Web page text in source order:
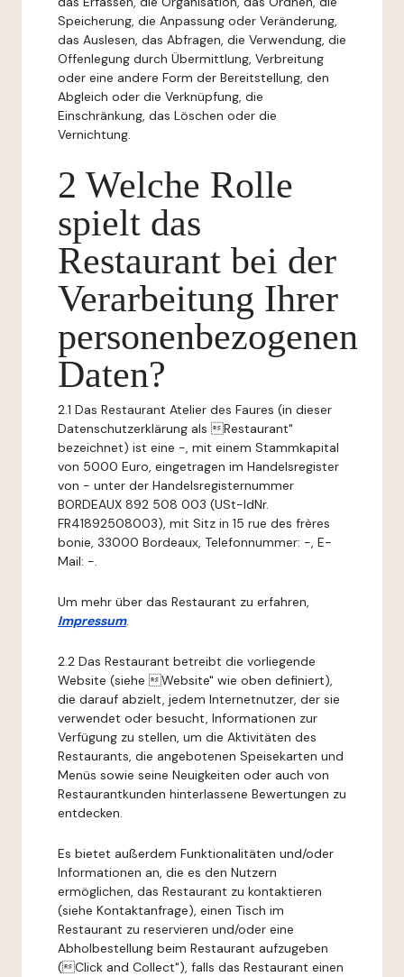
Speicherung, die Anpassung oder Veränderung,
das Auslesen, das Abfragen, die Verwendung, die
Offenlegung durch Übermittlung, Verbreitung
oder eine andere Form der Bereitstellung, den
Abgleich oder die Verknüpfung, die
Einschränkung, das Löschen oder die
Vernichtung.
2 Welche Rolle
spielt das
Restaurant bei der
Verarbeitung Ihrer
personenbezogenen
Daten?
2.1 Das Restaurant Atelier des Faures (in dieser
Datenschutzerklärung als Restaurant"
bezeichnet) ist eine -, mit einem Stammkapital
von 5000 Euro, eingetragen im Handelsregister
von - unter der Handelsregisternummer
BORDEAUX 892 508 003 (USt-IdNr.
FR41892508003), mit Sitz in 15 rue des frères
bonie, 33000 Bordeaux, Telefonnummer: -, E-
Mail: -.
Um mehr über das Restaurant zu erfahren,
Impressum.
2.2 Das Restaurant betreibt die vorliegende
Website (siehe Website" wie oben definiert),
die darauf abzielt, jedem Internetnutzer, der sie
verwendet oder besucht, Informationen zur
Verfügung zu stellen, um die Aktivitäten des
Restaurants, die angebotenen Speisekarten und
Menüs sowie seine Neuigkeiten oder auch von
Restaurantkunden hinterlassene Bewertungen zu
entdecken.
Es bietet außerdem Funktionalitäten und/oder
Informationen an, die es den Nutzern
ermöglichen, das Restaurant zu kontaktieren
(siehe Kontaktanfrage), einen Tisch im
Restaurant zu reservieren und/oder eine
Abholbestellung beim Restaurant aufzugeben
(Click and Collect"), falls das Restaurant einen